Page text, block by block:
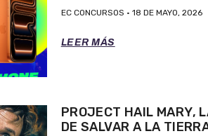
EC CONCURSOS 18 DE MAYO, 2026
LEER MÁS
PROJECT HAIL MARY,
DE SALVAR A LA